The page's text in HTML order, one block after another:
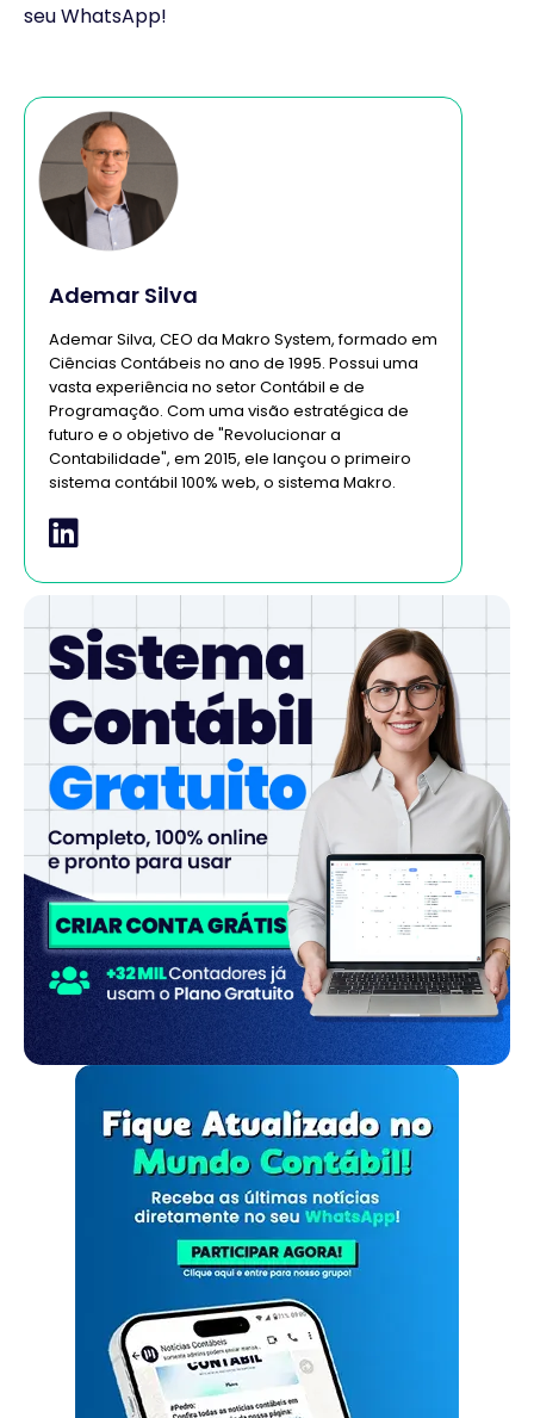
seu WhatsApp!
Ademar Silva
Ademar Silva, CEO da Makro System, formado em
Ciências Contábeis no ano de 1995. Possui uma
vasta experiência no setor Contábil e de
Programação. Com uma visão estratégica de
futuro e o objetivo de "Revolucionar a
Contabilidade", em 2015, ele lançou o primeiro
sistema contábil 100% web, o sistema Makro.